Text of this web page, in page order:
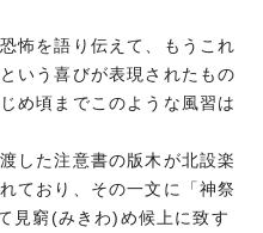
怖を語り伝えて、もうこれ
いう喜びが表現されたもの
め頃までこのような風習は
した注意書の版木が北設楽
ており、その一文に「神祭
見窮(みきわ)め候上に致す